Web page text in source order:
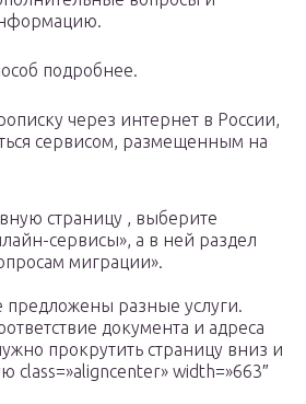
подробнее.
через интернет в России,
сервисом, размещенным на
страницу , выберите
сервисы», а в ней раздел
миграции».
предложены разные услуги.
документа и адреса
прокрутить страницу вниз и
class=»aligncenter» width=»663″